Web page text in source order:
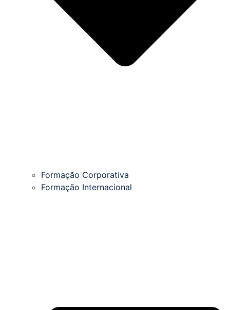
Formação Corporativa
Formação Internacional